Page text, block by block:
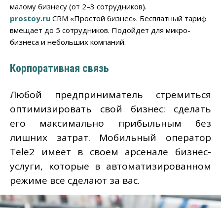
малому бизнесу (от 2–3 сотрудников).
prostoy.ru СRM «Простой бизнес». Бесплатный тариф
вмещает до 5 сотрудников. Подойдет для микро-
бизнеса и небольших компаний.
Корпоративная связь
Любой предприниматель стремиться
оптимизировать свой бизнес: сделать
его максимально прибыльным без
лишних затрат. Мобильный оператор
Tele2 имеет в своем арсенале бизнес-
услуги, которые в автоматизированном
режиме все сделают за вас.